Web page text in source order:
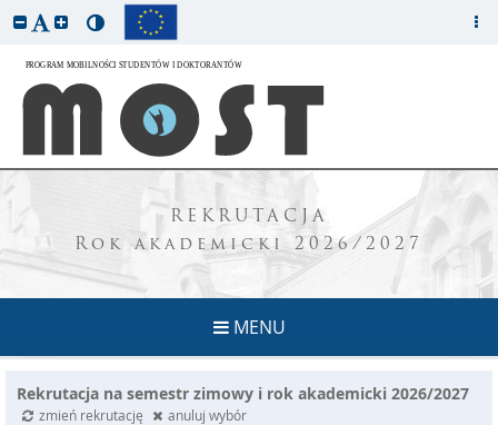
REKRUTACJA
Rok akademicki 2026/2027
MENU
Rekrutacja na semestr zimowy i rok akademicki 2026/2027
zmień rekrutację
anuluj wybór